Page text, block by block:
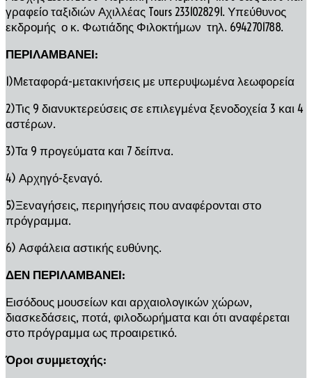
γραφείο ταξιδιών Αχιλλέας Tours 2331028291. Υπεύθυνος
εκδρομής ο κ. Φωτιάδης Φιλοκτήμων τηλ. 6942701788.
ΠΕΡΙΛΑΜΒΑΝΕΙ:
1)Μεταφορά-μετακινήσεις με υπερυψωμένα λεωφορεία
2)Τις 9 διανυκτερεύσεις σε επιλεγμένα ξενοδοχεία 3 και 4
αστέρων.
3)Τα 9 προγεύματα και 7 δείπνα.
4) Αρχηγό-ξεναγό.
5)Ξεναγήσεις, περιηγήσεις που αναφέρονται στο
πρόγραμμα.
6) Ασφάλεια αστικής ευθύνης.
ΔΕΝ ΠΕΡΙΛΑΜΒΑΝΕΙ:
Εισόδους μουσείων και αρχαιολογικών χώρων,
διασκεδάσεις, ποτά, φιλοδωρήματα και ότι αναφέρεται
στο πρόγραμμα ως προαιρετικό.
Όροι συμμετοχής: